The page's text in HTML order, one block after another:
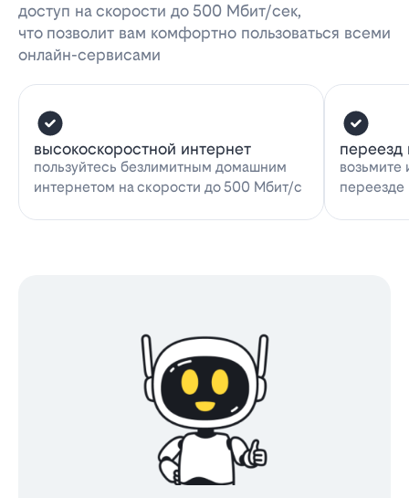
доступ на скорости до 500 Мбит/сек,
что позволит вам комфортно пользоваться всеми
онлайн-сервисами
высокоскоростной интернет
пользуйтесь безлимитным домашним
интернетом на скорости до 500 Мбит/с
переезд
возьмите
переезде